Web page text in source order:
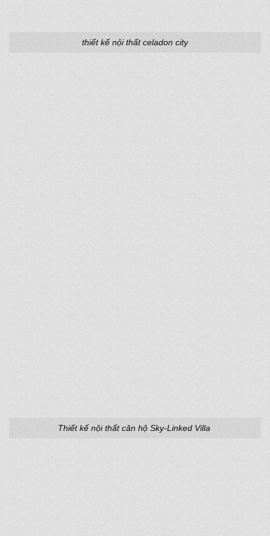
thiết kế nội thất celadon city
Thiết kế nội thất căn hộ Sky-Linked Villa